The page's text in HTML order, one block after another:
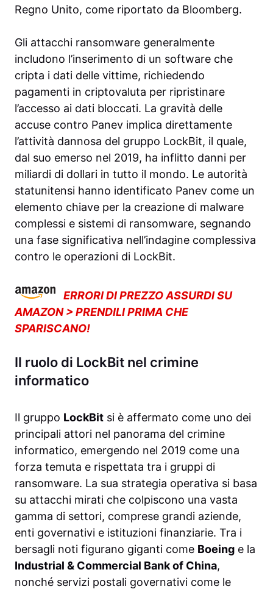
Regno Unito, come riportato da Bloomberg.
Gli attacchi ransomware generalmente
includono l’inserimento di un software che
cripta i dati delle vittime, richiedendo
pagamenti in criptovaluta per ripristinare
l’accesso ai dati bloccati. La gravità delle
accuse contro Panev implica direttamente
l’attività dannosa del gruppo LockBit, il quale,
dal suo emerso nel 2019, ha inflitto danni per
miliardi di dollari in tutto il mondo. Le autorità
statunitensi hanno identificato Panev come un
elemento chiave per la creazione di malware
complessi e sistemi di ransomware, segnando
una fase significativa nell’indagine complessiva
contro le operazioni di LockBit.
ERRORI DI PREZZO ASSURDI SU
AMAZON > PRENDILI PRIMA CHE
SPARISCANO!
Il ruolo di LockBit nel crimine
informatico
Il gruppo LockBit si è affermato come uno dei
principali attori nel panorama del crimine
informatico, emergendo nel 2019 come una
forza temuta e rispettata tra i gruppi di
ransomware. La sua strategia operativa si basa
su attacchi mirati che colpiscono una vasta
gamma di settori, comprese grandi aziende,
enti governativi e istituzioni finanziarie. Tra i
bersagli noti figurano giganti come Boeing e la
Industrial & Commercial Bank of China,
nonché servizi postali governativi come le